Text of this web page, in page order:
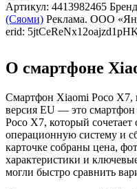
Артикул: 4413982465
(Сяоми) Реклама. ООО
erid:
О смартфоне
Смартфон Xiaomi Poco X7,
версия EU — это
Poco X7, который
операционную систему и
карточке собраны цена,
характеристики и
могли быстро сравнить